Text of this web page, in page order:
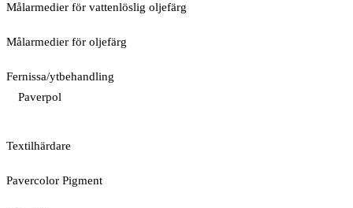
Målarmedier för vattenlöslig oljefärg
Målarmedier för oljefärg
Fernissa/ytbehandling
Paverpol
Textilhärdare
Pavercolor Pigment